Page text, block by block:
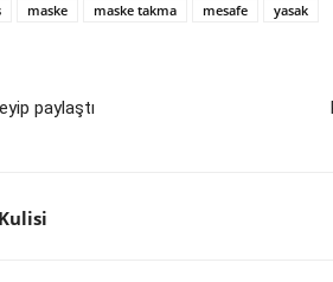
maske maske takma mesafe yasak
paylaştı